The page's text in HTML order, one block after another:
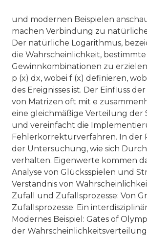
und modernen Beispielen
machen Verbindung zu
Der natürliche Logarithmus,
die Wahrscheinlichkeit, bestimmte
Gewinnkombinationen zu
p (x) dx, wobei f (x) definieren,
des Ereignisses ist. Der Einfluss
von Matrizen oft mit e
eine gleichmäßige Verteilung der
und vereinfacht die
Fehlerkorrekturverfahren. In der
der Untersuchung, wie sich
verhalten. Eigenwerte kommen
Analyse von Glücksspielen und
Verständnis von
Zufall und Zufallsprozesse: Von
Zufallsprozesse: Ein
Modernes Beispiel: Gates of
der